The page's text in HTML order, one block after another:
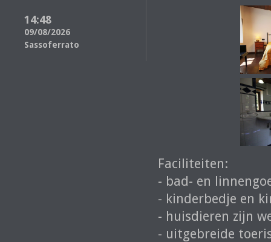
14:48
09/08/2026
Sassoferrato
Faciliteiten:
- bad- en
- kinderbedje en
- huisdieren zijn
- uitgebreide